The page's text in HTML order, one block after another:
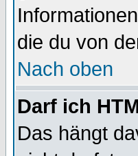
die du von
Nach oben
Darf ich
Das hängt